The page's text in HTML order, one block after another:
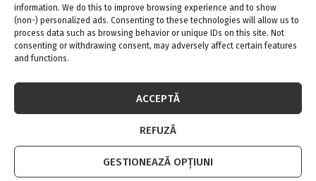
information. We do this to improve browsing experience and to show
(non-) personalized ads. Consenting to these technologies will allow us to
process data such as browsing behavior or unique IDs on this site. Not
consenting or withdrawing consent, may adversely affect certain features
and functions.
ACCEPTĂ
REFUZĂ
GESTIONEAZĂ OPȚIUNI
ARTICOLE RECENTE
climatizare de la Casa Instalatorului
7 august 2026 0
Top 5 meserii în domeniul construcțiilor
7 august 2026 0